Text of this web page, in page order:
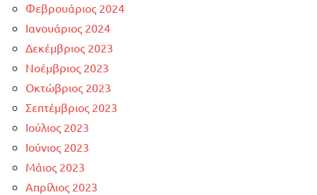
Φεβρουάριος 2024
Ιανουάριος 2024
Δεκέμβριος 2023
Νοέμβριος 2023
Οκτώβριος 2023
Σεπτέμβριος 2023
Ιούλιος 2023
Ιούνιος 2023
Μάιος 2023
Απρίλιος 2023